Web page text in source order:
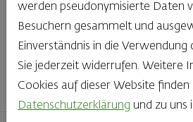
Haubis. Beste Zutaten und
Namen auch verdient – das
Finden Sie Ihr
werden pseudonymisierte Daten
Besuchern gesammelt und
Einverständnis in die Verwendung
Sie jederzeit widerrufen. Weitere
Cookies auf dieser Website finden
Datenschutzerklärung und zu uns